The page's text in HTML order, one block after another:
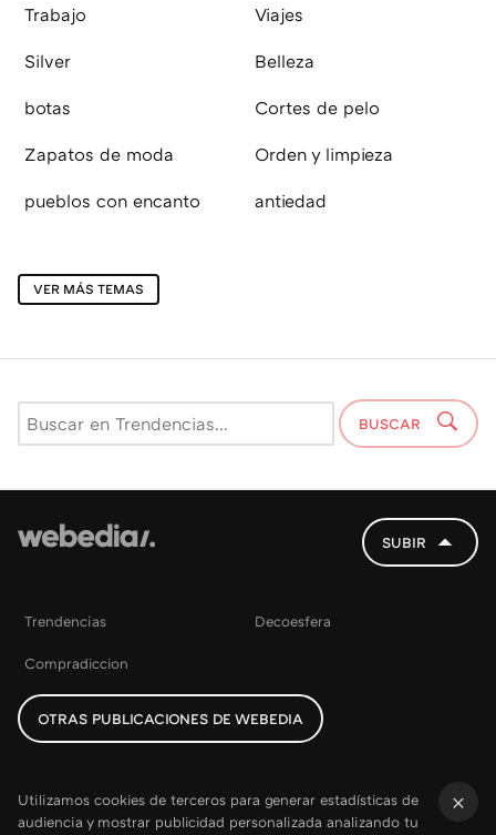
Trabajo Viajes
Silver Belleza
botas Cortes de pelo
Zapatos de moda Orden y limpieza
pueblos con encanto antiedad
VER MÁS TEMAS
BUSCAR
SUBIR
Trendencias Decoesfera
Compradiccion
OTRAS PUBLICACIONES DE WEBEDIA
Utilizamos cookies de terceros para generar estadísticas de
audiencia y mostrar publicidad personalizada analizando tu